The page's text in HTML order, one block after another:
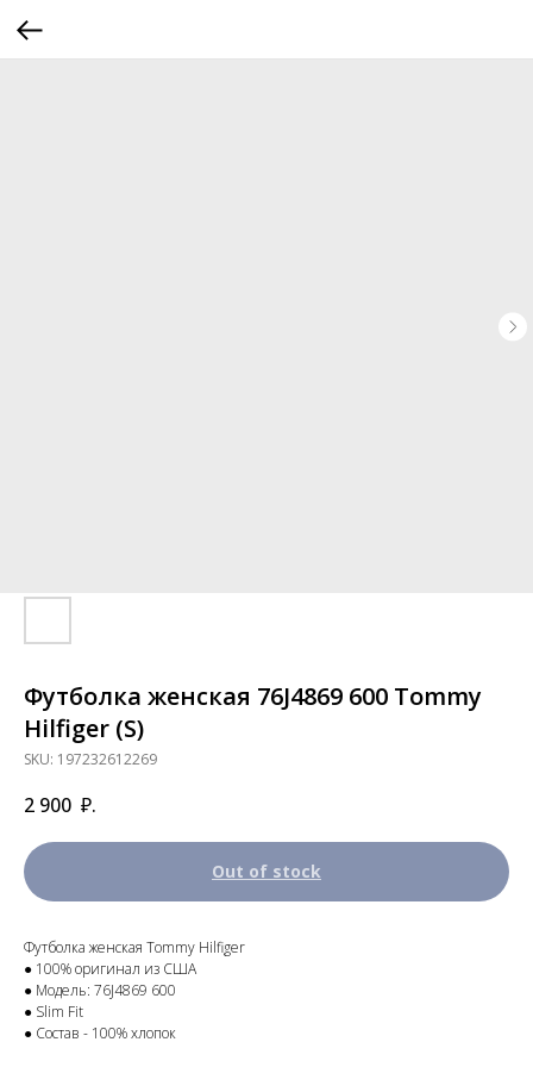
Футболка женская 76J4869 600 Tommy
Hilfiger (S)
SKU: 197232612269
2 900 ₽.
Out of stock
Футболка женская Tommy Hilfiger
● 100% оригинал из США
● Модель: 76J4869 600
● Slim Fit
● Состав - 100% хлопок